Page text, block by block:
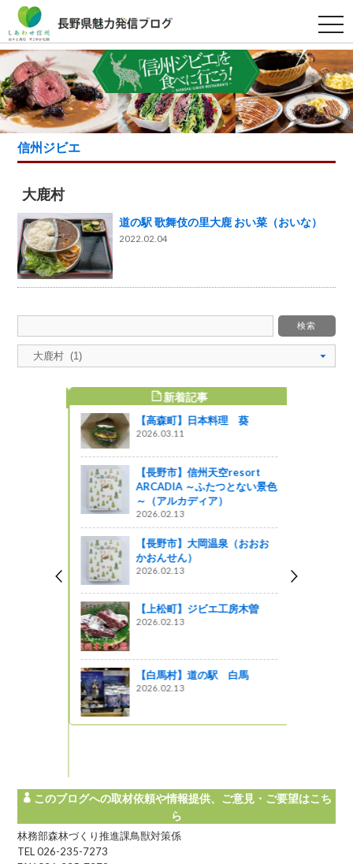
t
o
g
g
l
e
n
a
v
i
t
信州ジビエ
大鹿村
道の駅 歌舞伎の里大鹿 おい菜（おいな）
2022.02.04
新着記事
【高森町】日本料理 葵
2026.03.11
【長野市】信州天空resort
ARCADIA ～ふたつとない景色
～（アルカディア）
2026.02.13
【長野市】大岡温泉（おおお
かおんせん）
2026.02.13
【上松町】ジビエ工房木曽
2026.02.13
【白馬村】道の駅 白馬
2026.02.13
このブログへの取材依頼や情報提供、ご意見・ご要望はこち
ら
林務部森林づくり推進課鳥獣対策係
TEL 026-235-7273